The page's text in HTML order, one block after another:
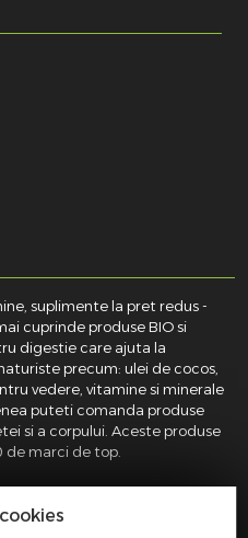
suplimente la pret redus -
cuprinde produse BIO si
digestie care ajuta la
precum: ulei de cocos,
vedere, vitamine si minerale
puteti comanda produse
si a corpului. Aceste produse
de marci de top.